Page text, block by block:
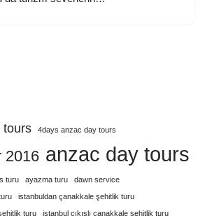
tours 4days anzac day tours
2016 anzac day tours
turu ayazma turu
dawn service
istanbuldan çanakkale şehitlik turu
turu
istanbul çıkışlı çanakkale şehitlik turu